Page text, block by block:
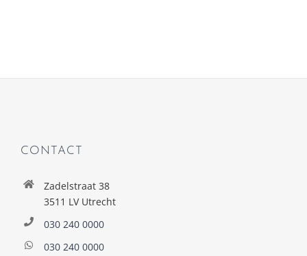
CONTACT
Zadelstraat 38
3511 LV Utrecht
030 240 0000
030 240 0000